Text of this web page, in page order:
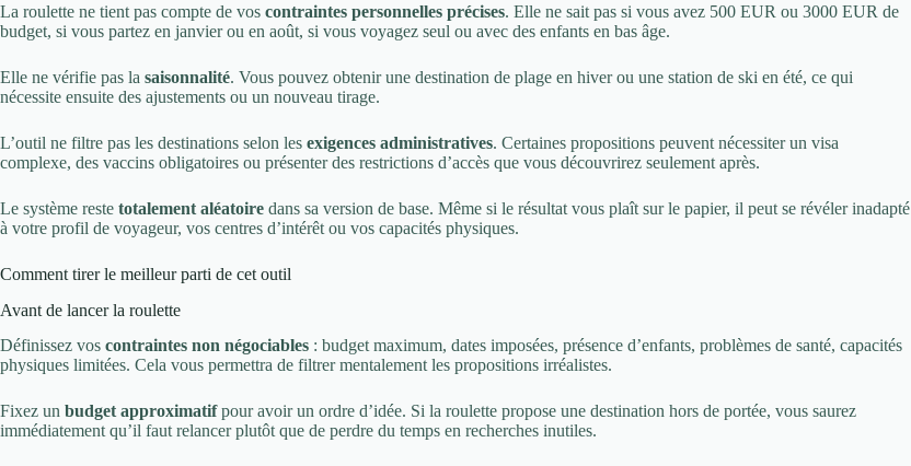
La roulette ne tient pas compte de vos contraintes personnelles précises. Elle ne sait pas si vous avez 500 EUR ou 3000 EUR de
budget, si vous partez en janvier ou en août, si vous voyagez seul ou avec des enfants en bas âge.
Elle ne vérifie pas la saisonnalité. Vous pouvez obtenir une destination de plage en hiver ou une station de ski en été, ce qui
nécessite ensuite des ajustements ou un nouveau tirage.
L’outil ne filtre pas les destinations selon les exigences administratives. Certaines propositions peuvent nécessiter un visa
complexe, des vaccins obligatoires ou présenter des restrictions d’accès que vous découvrirez seulement après.
Le système reste totalement aléatoire dans sa version de base. Même si le résultat vous plaît sur le papier, il peut se révéler inadapté
à votre profil de voyageur, vos centres d’intérêt ou vos capacités physiques.
Comment tirer le meilleur parti de cet outil
Avant de lancer la roulette
Définissez vos contraintes non négociables : budget maximum, dates imposées, présence d’enfants, problèmes de santé, capacités
physiques limitées. Cela vous permettra de filtrer mentalement les propositions irréalistes.
Fixez un budget approximatifpour avoir un ordre d’idée. Si la roulette propose une destination hors de portée, vous saurez
immédiatement qu’il faut relancer plutôt que de perdre du temps en recherches inutiles.